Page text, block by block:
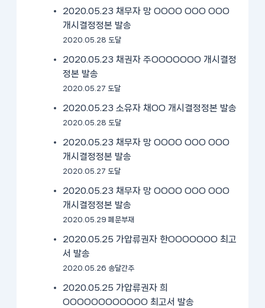
2020.05.23 채무자 망 OOOO OOO OOO
개시결정정본 발송
2020.05.28 도달
2020.05.23 채권자 주OOOOOOO 개시결정
정본 발송
2020.05.27 도달
2020.05.23 소유자 채OO 개시결정정본 발송
2020.05.28 도달
2020.05.23 채무자 망 OOOO OOO OOO
개시결정정본 발송
2020.05.27 도달
2020.05.23 채무자 망 OOOO OOO OOO
개시결정정본 발송
2020.05.29 폐문부재
2020.05.25 가압류권자 한OOOOOOO 최고
서 발송
2020.05.26 송달간주
2020.05.25 가압류권자 희
OOOOOOOOOOOO 최고서 발송